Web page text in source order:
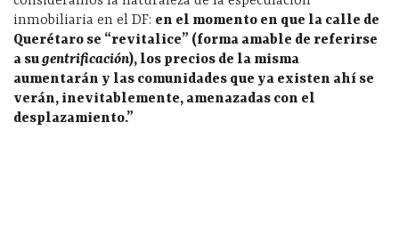
inmobiliaria en el DF: en el momento en que la calle de
Querétaro se “revitalice” (forma amable de referirse
a sugentrificación), los precios de la misma
aumentarán y las comunidades que ya existen ahí se
verán, inevitablemente, amenazadas con el
desplazamiento.”